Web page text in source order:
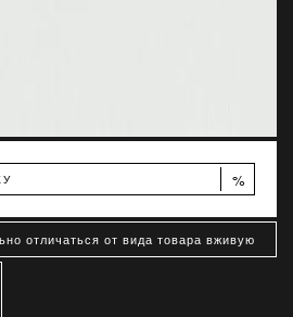
%
отличаться от вида товара вживую